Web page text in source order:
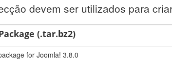
devem ser utilizados para
(.tar.bz2)
for Joomla! 3.8.0